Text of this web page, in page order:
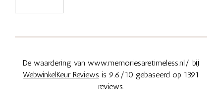
De waardering van www.memoriesaretimeless.nl/ bij
WebwinkelKeur Reviews is 9.6/10 gebaseerd op 1391
reviews.